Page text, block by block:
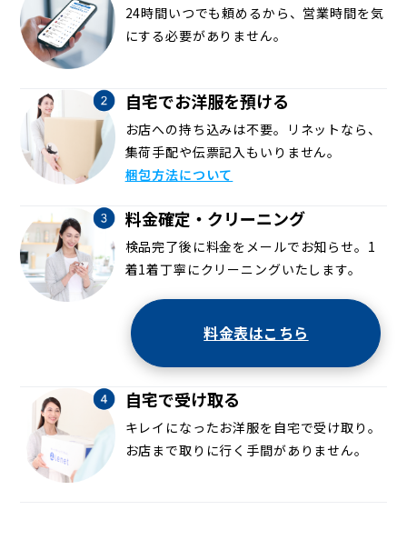
24時間いつでも頼めるから、営業時間を気
にする必要がありません。
自宅でお洋服を預ける
お店への持ち込みは不要。リネットなら、
集荷手配や伝票記入もいりません。
梱包方法について
料金確定・クリーニング
検品完了後に料金をメールでお知らせ。1
着1着丁寧にクリーニングいたします。
料金表はこちら
自宅で受け取る
キレイになったお洋服を自宅で受け取り。
お店まで取りに行く手間がありません。